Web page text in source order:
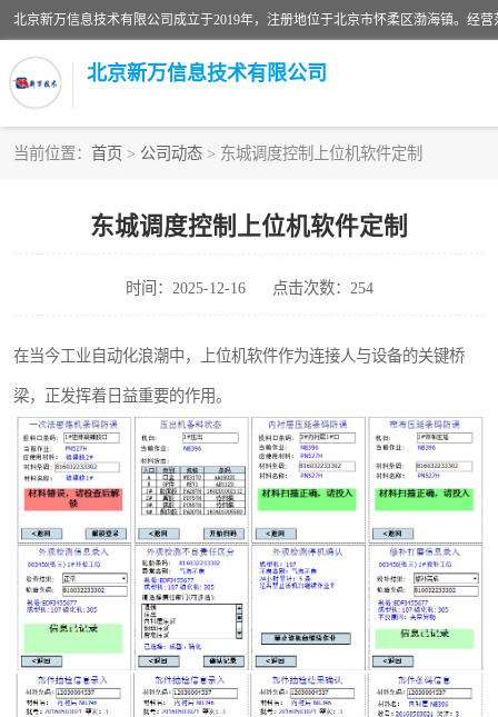
北京新万信息技术有限公司
当前位置： 首页 > 公司动态 > 东城调度控制上位机软件定制
东城调度控制上位机软件定制
时间：2025-12-16 点击次数：254
在当今工业自动化浪潮中，上位机软件作为连接人与设备的关键桥
梁，正发挥着日益重要的作用。
数据采集软件
数据采集和条码追溯
物流立库控制上位机软件
PDA手持终端WinCE上位机软件
WMS和WCS二合一
串口上位机软件
运动控制上位机软件
物流线调度控制软件